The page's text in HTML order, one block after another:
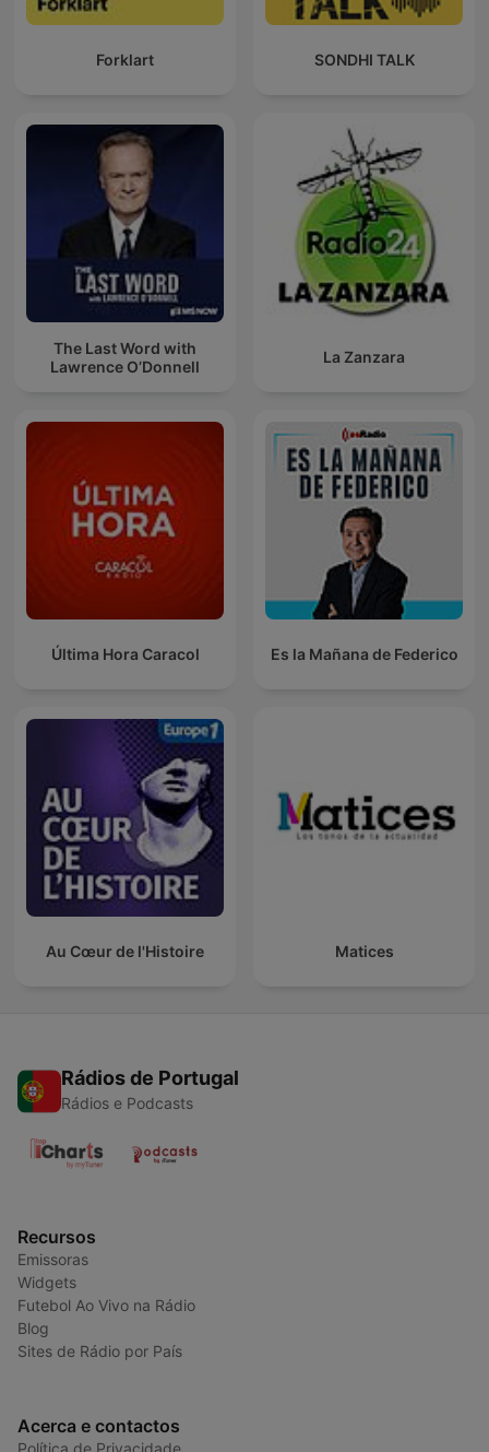
Forklart SONDHI TALK
The Last Word with
Lawrence O’Donnell
La Zanzara
Última Hora Caracol Es la Mañana de Federico
Au Cœur de l'Histoire Matices
Rádios de Portugal
Rádios e Podcasts
Recursos
Emissoras
Widgets
Futebol Ao Vivo na Rádio
Blog
Sites de Rádio por País
Acerca e contactos